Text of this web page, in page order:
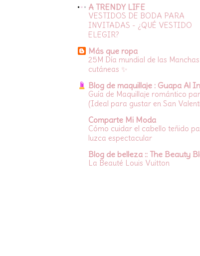
A TRENDY LIFE
VESTIDOS DE BODA PARA
INVITADAS - ¿QUÉ VESTIDO
ELEGIR?
Más que ropa
25M Día mundial de las Manchas
cutáneas ✨
Blog de maquillaje : Guapa Al
Guía de Maquillaje romántico
(Ideal para gustar en San
Comparte Mi Moda
Cómo cuidar el cabello teñido
luzca espectacular
Blog de belleza :: The Beauty
La Beauté Louis Vuitton